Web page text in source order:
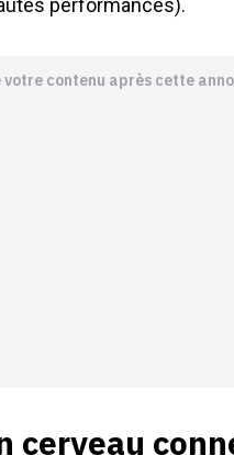
performances).
votre contenu après cette
cerveau